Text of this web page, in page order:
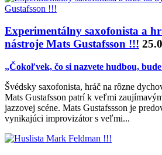
Experimentálny saxofonista a
nástroje Mats Gustafsson !!!
„Čokoľvek, čo si nazvete hudbou,
Švédsky saxofonista, hráč na rôzne
Mats Gustafsson patrí k veľmi
jazzovej scéne. Mats Gustafssson je
vynikajúci improvizátor s veľmi...